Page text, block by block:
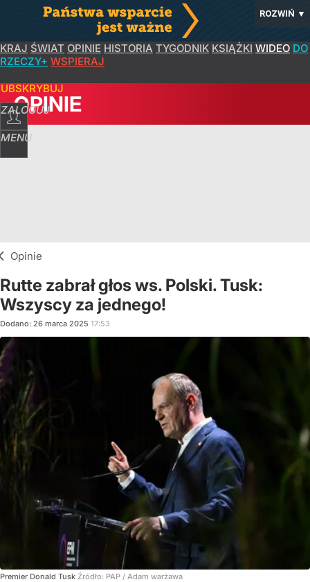
ROZWIŃ ▼
KRAJ ŚWIAT OPINIE HISTORIA TYGODNIK KSIĄŻKI WIDEO DO
RZECZY+ WSPIERAJ
ZALOGUJ
MENU
OPINIE
Opinie
Rutte zabrał głos ws. Polski. Tusk:
Wszyscy za jednego!
Dodano: 26 marca 2025 17:53
Premier Donald Tusk Źródło: PAP / Adam warżawa